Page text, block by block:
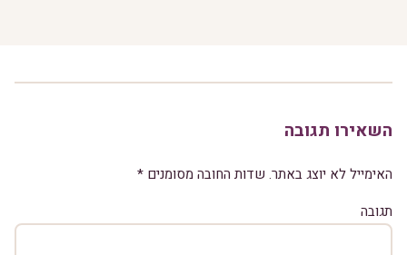
השאירו תגובה
האימייל לא יוצג באתר. שדות החובה מסומנים *
תגובה